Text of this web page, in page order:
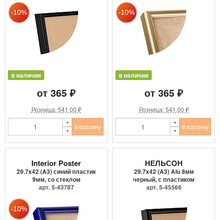
в наличии
от 365 ₽
Розница: 541.00 ₽
в корзину
в наличии
от 365 ₽
Розница: 541.00 ₽
в корзину
Interior Poster
29.7x42 (A3) синий пластик
9мм, со стеклом
арт. 5-43787
НЕЛЬСОН
29.7x42 (A3) Alu 8мм
черный, с пластиком
арт. 5-45566